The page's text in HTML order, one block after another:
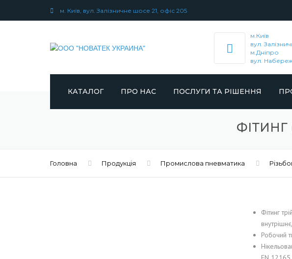
м. Київ, вул. Залізничне шосе 21, офіс 205
м.Київ
вул.
м.Дніпро
вул.
КАТАЛОГ
ПРОМИСЛОВА ПНЕВМАТИКА
ПРО НАС
J.A. BECKER &
COZZANI ING.
CABERO
GMBH
ПОСЛУГИ ТА РІШЕННЯ
ГАЛУЗЕВІ РІШЕННЯ
ЕНЕРГОЗБЕРІГАЮЧІ ЗАХОДИ
ФІТИНГ
Головна Продукція Промислова пневматика
Фітинг
Робочий